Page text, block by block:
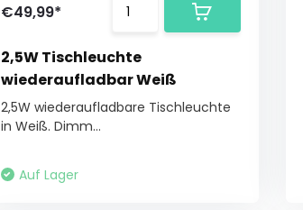
€49,99*
2,5W Tischleuchte
wiederaufladbar Weiß
2,5W wiederaufladbare Tischleuchte
in Weiß. Dimm...
Auf Lager